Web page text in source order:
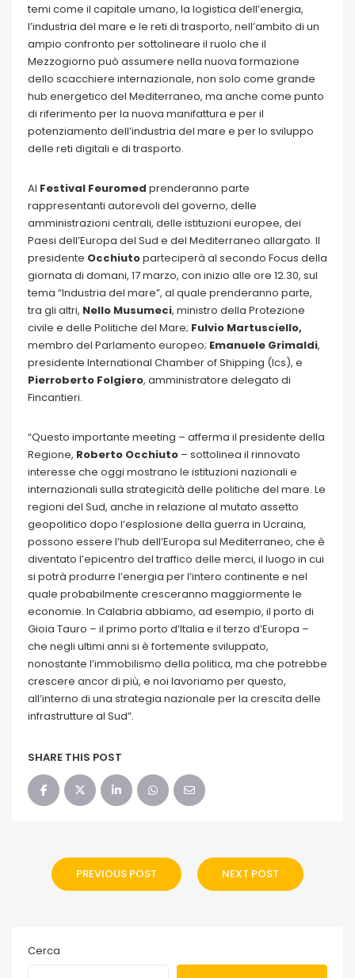
temi come il capitale umano, la logistica dell’energia,
l’industria del mare e le reti di trasporto, nell’ambito di un
ampio confronto per sottolineare il ruolo che il
Mezzogiorno può assumere nella nuova formazione
dello scacchiere internazionale, non solo come grande
hub energetico del Mediterraneo, ma anche come punto
di riferimento per la nuova manifattura e per il
potenziamento dell’industria del mare e per lo sviluppo
delle reti digitali e di trasporto.
Al Festival Feuromed prenderanno parte
rappresentanti autorevoli del governo, delle
amministrazioni centrali, delle istituzioni europee, dei
Paesi dell’Europa del Sud e del Mediterraneo allargato. Il
presidente Occhiutoparteciperà al secondo Focus della
giornata di domani, 17 marzo, con inizio alle ore 12.30, sul
tema “Industria del mare”, al quale prenderanno parte,
tra gli altri, Nello Musumeci, ministro della Protezione
civile e delle Politiche del Mare; Fulvio Martusciello,
membro del Parlamento europeo; Emanuele Grimaldi,
presidente International Chamber of Shipping (Ics), e
Pierroberto Folgiero, amministratore delegato di
Fincantieri.
“Questo importante meeting – afferma il presidente della
Regione, Roberto Occhiuto – sottolinea il rinnovato
interesse che oggi mostrano le istituzioni nazionali e
internazionali sulla strategicità delle politiche del mare. Le
regioni del Sud, anche in relazione al mutato assetto
geopolitico dopo l’esplosione della guerra in Ucraina,
possono essere l’hub dell’Europa sul Mediterraneo, che è
diventato l’epicentro del traffico delle merci, il luogo in cui
si potrà produrre l’energia per l’intero continente e nel
quale probabilmente cresceranno maggiormente le
economie. In Calabria abbiamo, ad esempio, il porto di
Gioia Tauro – il primo porto d’Italia e il terzo d’Europa –
che negli ultimi anni si è fortemente sviluppato,
nonostante l’immobilismo della politica, ma che potrebbe
crescere ancor di più, e noi lavoriamo per questo,
all’interno di una strategia nazionale per la crescita delle
infrastrutture al Sud”.
SHARE THIS POST
PREVIOUS POST NEXT POST
Cerca